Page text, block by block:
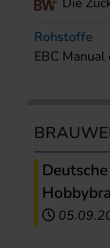
Rohstoffe
EBC